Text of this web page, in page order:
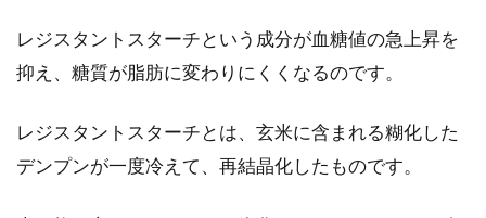
いでしょうか？お米は正しい保存方法でないと
美味しくな...
レジスタントスターチという成分が血糖値の急上昇を
抑え、糖質が脂肪に変わりにくくなるのです。
レジスタントスターチとは、玄米に含まれる糊化した
デンプンが一度冷えて、再結晶化したものです。